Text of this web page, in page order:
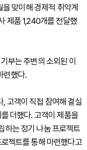
맞이해 경제적 취약계
제품 1,240개를 전달했
부는 주변의 소외된 이
련했다.
고객이 직접 참여해 결실
더했다. 고객이 제품을
하는 정기 나눔 프로젝트
젝트를 통해 마련했다고